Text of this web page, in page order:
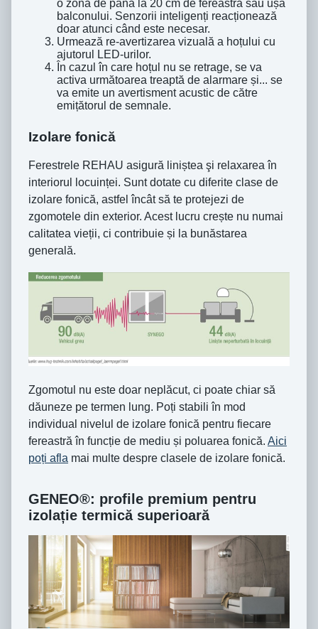
o zonă de până la 20 cm de fereastră sau ușa
balconului. Senzorii inteligenți reacționează
doar atunci când este necesar.
Urmează re-avertizarea vizuală a hoțului cu
ajutorul LED-urilor.
În cazul în care hoțul nu se retrage, se va
activa următoarea treaptă de alarmare și... se
va emite un avertisment acustic de către
emițătorul de semnale.
Izolare fonică
Ferestrele REHAU asigură liniștea şi relaxarea în
interiorul locuinței. Sunt dotate cu diferite clase de
izolare fonică, astfel încât să te protejezi de
zgomotele din exterior. Acest lucru crește nu numai
calitatea vieții, ci contribuie și la bunăstarea
generală.
Zgomotul nu este doar neplăcut, ci poate chiar să
dăuneze pe termen lung. Poți stabili în mod
individual nivelul de izolare fonică pentru fiecare
fereastră în funcție de mediu și poluarea fonică. Aici
poți afla mai multe despre clasele de izolare fonică.
GENEO®: profile premium pentru
izolație termică superioară